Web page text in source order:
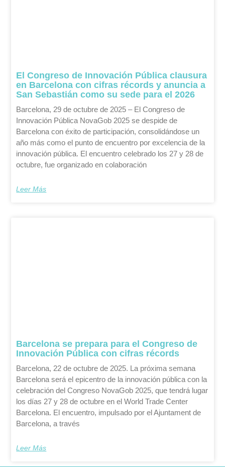
El Congreso de Innovación Pública clausura
en Barcelona con cifras récords y anuncia a
San Sebastián como su sede para el 2026
Barcelona, 29 de octubre de 2025 – El Congreso de
Innovación Pública NovaGob 2025 se despide de
Barcelona con éxito de participación, consolidándose un
año más como el punto de encuentro por excelencia de la
innovación pública. El encuentro celebrado los 27 y 28 de
octubre, fue organizado en colaboración
Leer Más
Barcelona se prepara para el Congreso de
Innovación Pública con cifras récords
Barcelona, 22 de octubre de 2025. La próxima semana
Barcelona será el epicentro de la innovación pública con la
celebración del Congreso NovaGob 2025, que tendrá lugar
los días 27 y 28 de octubre en el World Trade Center
Barcelona. El encuentro, impulsado por el Ajuntament de
Barcelona, a través
Leer Más